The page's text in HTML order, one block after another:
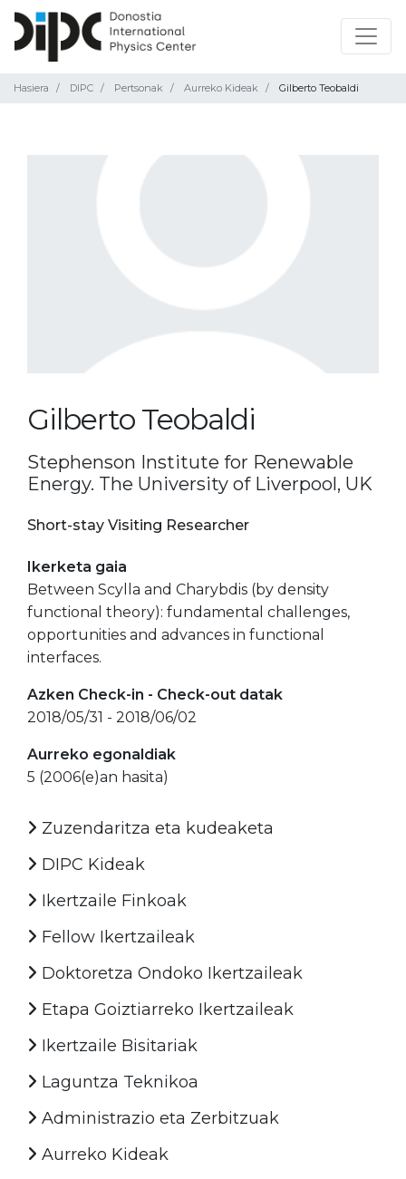
Hasiera DIPC Pertsonak Aurreko Kideak Gilberto Teobaldi
Gilberto Teobaldi
Stephenson Institute for Renewable
Energy. The University of Liverpool, UK
Short-stay Visiting Researcher
Ikerketa gaia
Between Scylla and Charybdis (by density
functional theory): fundamental challenges,
opportunities and advances in functional
interfaces.
Azken Check-in - Check-out datak
2018/05/31 - 2018/06/02
Aurreko egonaldiak
5 (2006(e)an hasita)
Zuzendaritza eta kudeaketa
DIPC Kideak
Ikertzaile Finkoak
Fellow Ikertzaileak
Doktoretza Ondoko Ikertzaileak
Etapa Goiztiarreko Ikertzaileak
Ikertzaile Bisitariak
Laguntza Teknikoa
Administrazio eta Zerbitzuak
Aurreko Kideak